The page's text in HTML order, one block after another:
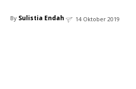
By Sulistia Endah 14 Oktober 2019